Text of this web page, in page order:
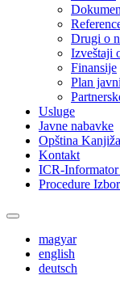
Drugi o
Izveštaji
Finansije
Plan
Usluge
Javne nabavke
Opština Kanjiža
Kontakt
ICR-Informator
Procedure
magyar
english
deutsch